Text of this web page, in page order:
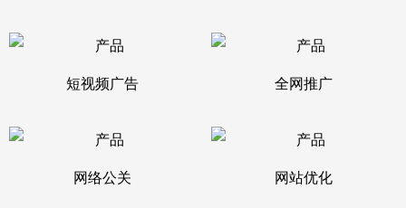
短视频广告 全网推广
网络公关 网站优化